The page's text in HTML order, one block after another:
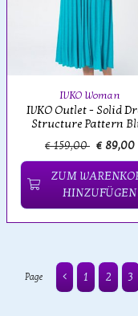
IVKO Woman
IVKO Outlet - Solid
Structure Pattern
€ 159,00 € 89,00
ZUM
HINZUFÜGEN
Page 1 2 3